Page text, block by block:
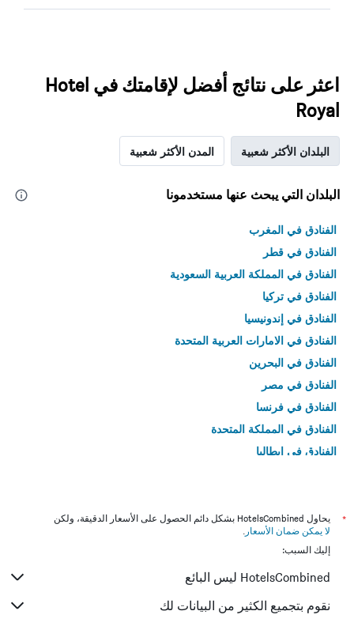
اعثر على نتائج أفضل لإقامتك في Hotel
Royal
البلدان الأكثر شعبية المدن الأكثر شعبية
البلدان التي يبحث عنها مستخدمونا
الفنادق في المغرب
الفنادق في قطر
الفنادق في المملكة العربية السعودية
الفنادق في تركيا
الفنادق في إندونيسيا
الفنادق في الامارات العربية المتحدة
الفنادق في البحرين
الفنادق في مصر
الفنادق في فرنسا
الفنادق في المملكة المتحدة
الفنادق في إيطاليا
*
يحاول HotelsCombined بشكل دائم الحصول على الأسعار الدقيقة، ولكن
لا يمكن ضمان الأسعار .
إليك السبب:
HotelsCombined ليس البائع
نقوم بتجميع الكثير من البيانات لك